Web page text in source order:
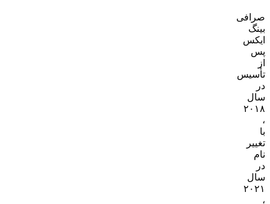
صرافی
بینگ
ایکس
پس
از
تأسیس
در
سال
۲۰۱۸
،
با
تغییر
نام
در
سال
۲۰۲۱
،